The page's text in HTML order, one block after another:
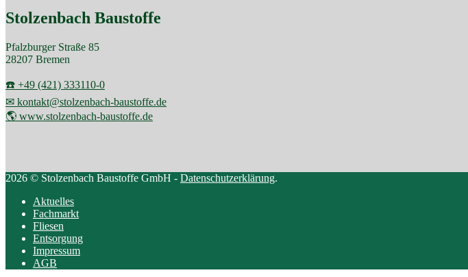
Stolzenbach Baustoffe
Pfalzburger Straße 85
28207 Bremen
☎️ +49 (421) 333110-0
✉ kontakt@stolzenbach-baustoffe.de
🌎 www.stolzenbach-baustoffe.de
2026 © Stolzenbach Baustoffe GmbH - Datenschutzerklärung.
Aktuelles
Fachmarkt
Fliesen
Entsorgung
Impressum
AGB